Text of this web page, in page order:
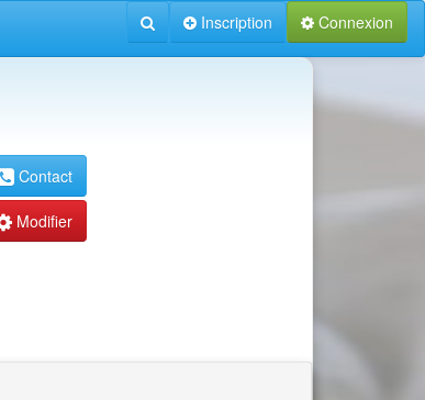
Connexion
Inscription
Contact
Modifier